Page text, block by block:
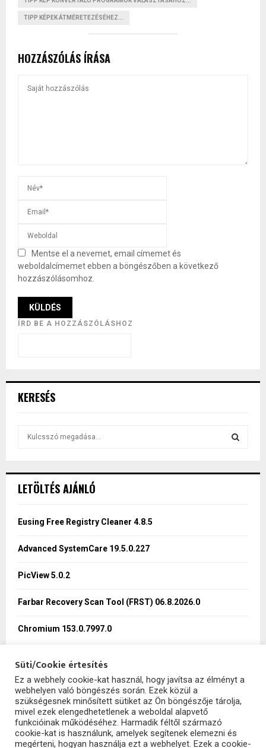
TIPP KÉPEK ÁTMÉRETEZÉSÉHEZ...
HOZZÁSZÓLÁS ÍRÁSA
Mentse el a nevemet, email címemet és
weboldalcímemet ebben a böngészőben a következő
hozzászólásomhoz.
ÍRD BE A HOZZÁSZÓLÁSHOZ
KERESÉS
h
o
LETÖLTÉS AJÁNLÓ
Eusing Free Registry Cleaner 4.8.5
Advanced SystemCare 19.5.0.227
PicView 5.0.2
Farbar Recovery Scan Tool (FRST) 06.8.2026.0
Chromium 153.0.7997.0
SzoftHub
Süti/Cookie értesítés
Ez a webhely cookie-kat használ, hogy javítsa az élményt a
webhelyen való böngészés során. Ezek közül a
szükségesnek minősített sütiket az Ön böngészője tárolja,
mivel ezek elengedhetetlenek a weboldal alapvető
funkcióinak működéséhez. Harmadik féltől származó
cookie-kat is használunk, amelyek segítenek elemezni és
megérteni, hogyan használja ezt a webhelyet. Ezek a cookie-